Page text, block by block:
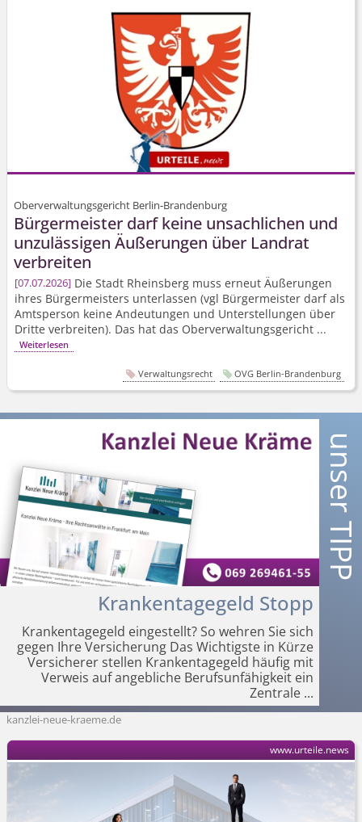
Oberverwaltungsgericht Berlin-Brandenburg
Bürgermeister darf keine unsachlichen und
unzulässigen Äußerungen über Landrat
verbreiten
07.07.2026 Die Stadt Rheinsberg muss erneut Äußerungen
ihres Bürgermeisters unterlassen (vgl Bürgermeister darf als
Amtsperson keine Andeutungen und Unterstellungen über
Dritte verbreiten). Das hat das Oberverwal­tungsgericht ...
Weiterlesen
Verwaltungsrecht OVG Berlin-Brandenburg
Krankentagegeld Stopp
Krankentagegeld eingestellt? So wehren Sie sich
gegen Ihre Versicherung Das Wichtigste in Kürze
Versicherer stellen Krankentagegeld häufig mit
Verweis auf angebliche Berufsunfähigkeit ein
Zentrale ...
kanzlei-neue-kraeme.de
www.urteile.news